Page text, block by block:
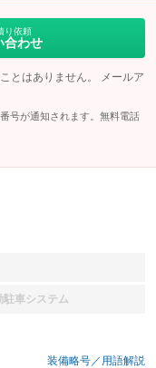
り依頼
合わせ
とはありません。 メールア
号が通知されます。無料電話
駐車システム
備なし
装備略号／用語解説